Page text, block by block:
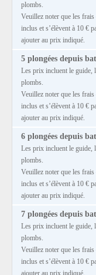
plombs.
Veuillez noter que les frais
inclus et s’élèvent à 10 €
ajouter au prix indiqué.
5 plongées depuis
Les prix incluent le guide,
plombs.
Veuillez noter que les frais
inclus et s’élèvent à 10 €
ajouter au prix indiqué.
6 plongées depuis
Les prix incluent le guide,
plombs.
Veuillez noter que les frais
inclus et s’élèvent à 10 €
ajouter au prix indiqué.
7 plongées depuis
Les prix incluent le guide,
plombs.
Veuillez noter que les frais
inclus et s’élèvent à 10 €
ajouter au prix indiqué.